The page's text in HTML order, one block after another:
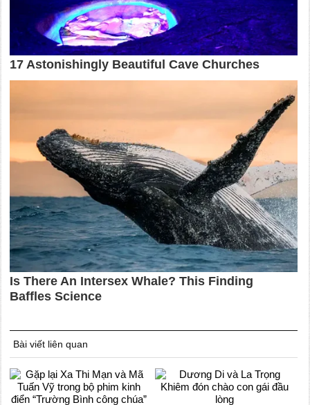
Bài viết liên quan